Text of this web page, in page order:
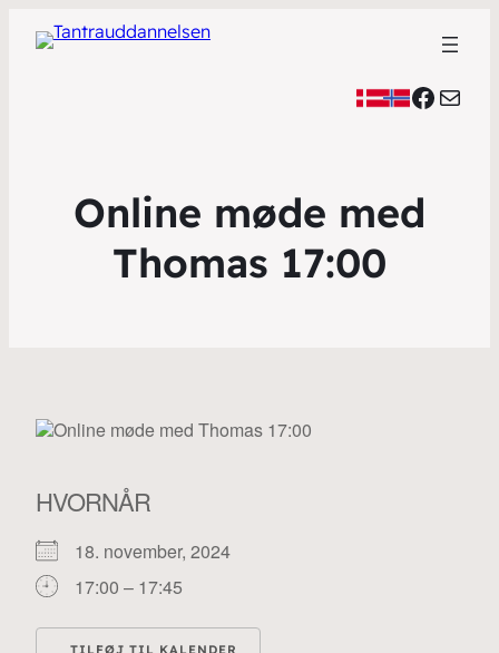
Mail
Online møde med
Thomas 17:00
HVORNÅR
18. november, 2024
17:00 – 17:45